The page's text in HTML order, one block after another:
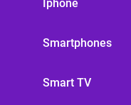
Iphone
Smartphones
Smart TV